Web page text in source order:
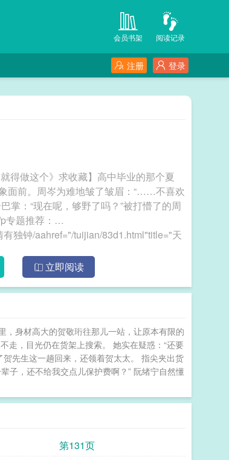
阅读记录
会员书架
登录
注册
得做这个》求收藏】高中毕业的那个夏
面前。周岑为难地皱了皱眉：“……不喜欢
掌：“现在呢，够野了吗？”被打懵了的周
题推荐：
独钟/aahref="/tuijian/83d1.html"title="天
"在线阅读/aahref="/txt/138306.html"txt下
们就祝他好运吧
立即阅读
，身材高大的贺敬珩往那儿一站，让原本有限的
走，目光仍在货架上搜索。 她实在疑惑：“还要
先生这一趟回来，还领着贺太太。 指尖夹出货
子，还不给我交点儿保护费啊？” 阮绪宁自然懂
第131页